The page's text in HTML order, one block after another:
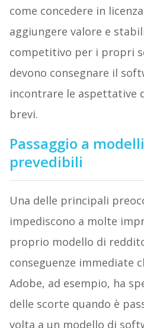
come concedere in
aggiungere valore e
competitivo per i propri
devono consegnare il
incontrare le aspettative
brevi.
Passaggio a
prevedibili
Una delle principali
impediscono a molte
proprio modello di
conseguenze immediate
Adobe, ad esempio, ha
delle scorte quando è
volta a un modello di